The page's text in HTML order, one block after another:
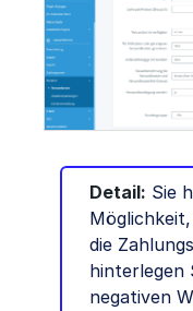
Detail: Sie
die
hinterlegen
negativen